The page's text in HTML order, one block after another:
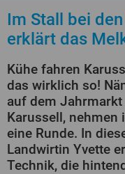
Im Stall bei
erklärt das
Kühe fahren
das wirklich so!
auf dem
Karussell, nehmen
eine Runde. In
Landwirtin Yvette
Technik, die